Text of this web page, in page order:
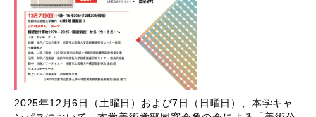
2025年12月6日（土曜日）および7日（日曜日）、本学キャ